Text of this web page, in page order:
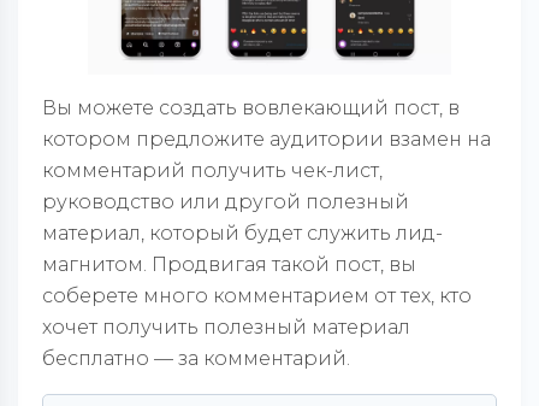
Вы можете создать вовлекающий пост, в
котором предложите аудитории взамен на
комментарий получить чек-лист,
руководство или другой полезный
материал, который будет служить лид-
магнитом. Продвигая такой пост, вы
соберете много комментарием от тех, кто
хочет получить полезный материал
бесплатно — за комментарий.